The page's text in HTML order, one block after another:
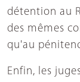
détention au
des mêmes
qu'au
Enfin, les